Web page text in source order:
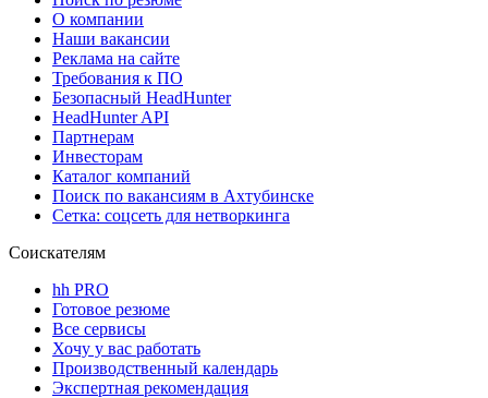
О компании
Наши вакансии
Реклама на сайте
Требования к ПО
Безопасный HeadHunter
HeadHunter API
Партнерам
Инвесторам
Каталог компаний
Поиск по вакансиям в Ахтубинске
Сетка: соцсеть для нетворкинга
Соискателям
hh PRO
Готовое резюме
Все сервисы
Хочу у вас работать
Производственный календарь
Экспертная рекомендация